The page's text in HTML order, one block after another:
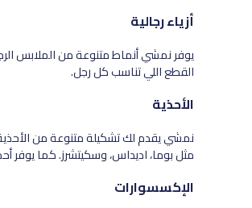
أزياء رجالية
يوفر نمشي أنماط متنوعة من الملابس
القطع اللي تناسب كل رجل.
الأحذية
نمشي يقدم لك تشكيلة متنوعة من
مثل بوما، اديداس، وسكيتشرز. كما يوفر
الإكسسوارات